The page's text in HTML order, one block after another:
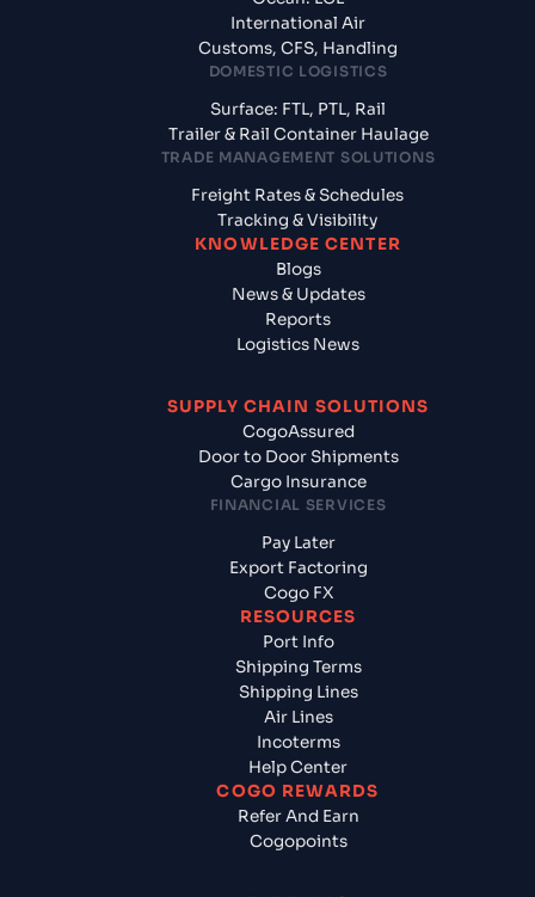
International Air
Customs, CFS, Handling
DOMESTIC LOGISTICS
Surface: FTL, PTL, Rail
Trailer & Rail Container Haulage
TRADE MANAGEMENT SOLUTIONS
Freight Rates & Schedules
Tracking & Visibility
KNOWLEDGE CENTER
Blogs
News & Updates
Reports
Logistics News
SUPPLY CHAIN SOLUTIONS
CogoAssured
Door to Door Shipments
Cargo Insurance
FINANCIAL SERVICES
Pay Later
Export Factoring
Cogo FX
RESOURCES
Port Info
Shipping Terms
Shipping Lines
Air Lines
Incoterms
Help Center
COGO REWARDS
Refer And Earn
Cogopoints